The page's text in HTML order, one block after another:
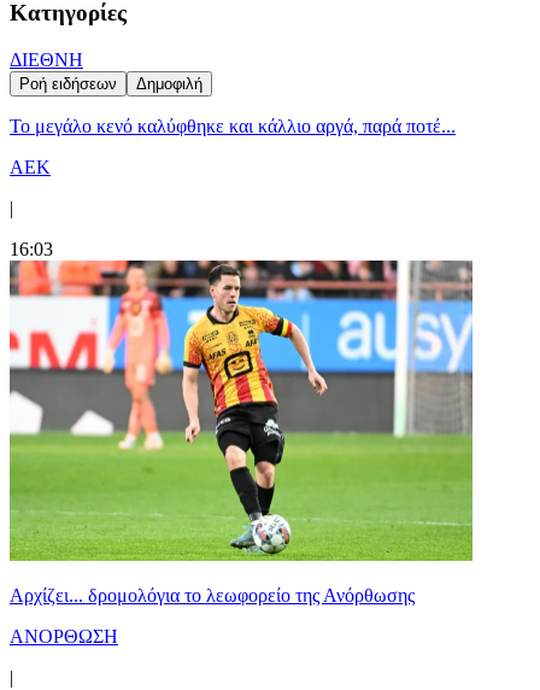
Κατηγορίες
ΔΙΕΘΝΗ
Ροή ειδήσεων Δημοφιλή
Το μεγάλο κενό καλύφθηκε και κάλλιο αργά, παρά ποτέ...
ΑΕΚ
|
16:03
Αρχίζει... δρομολόγια το λεωφορείο της Ανόρθωσης
ΑΝΟΡΘΩΣΗ
|